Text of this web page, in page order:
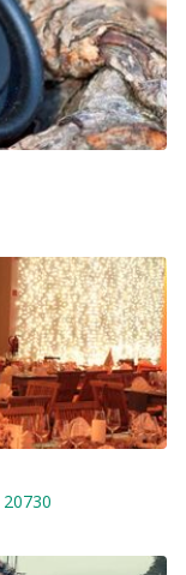
20730